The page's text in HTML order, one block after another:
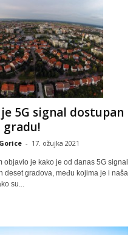
5G signal dostupan
gradu!
- 17. ožujka 2021
objavio je kako je od danas 5G signal
deset gradova, među kojima je i naša
su...